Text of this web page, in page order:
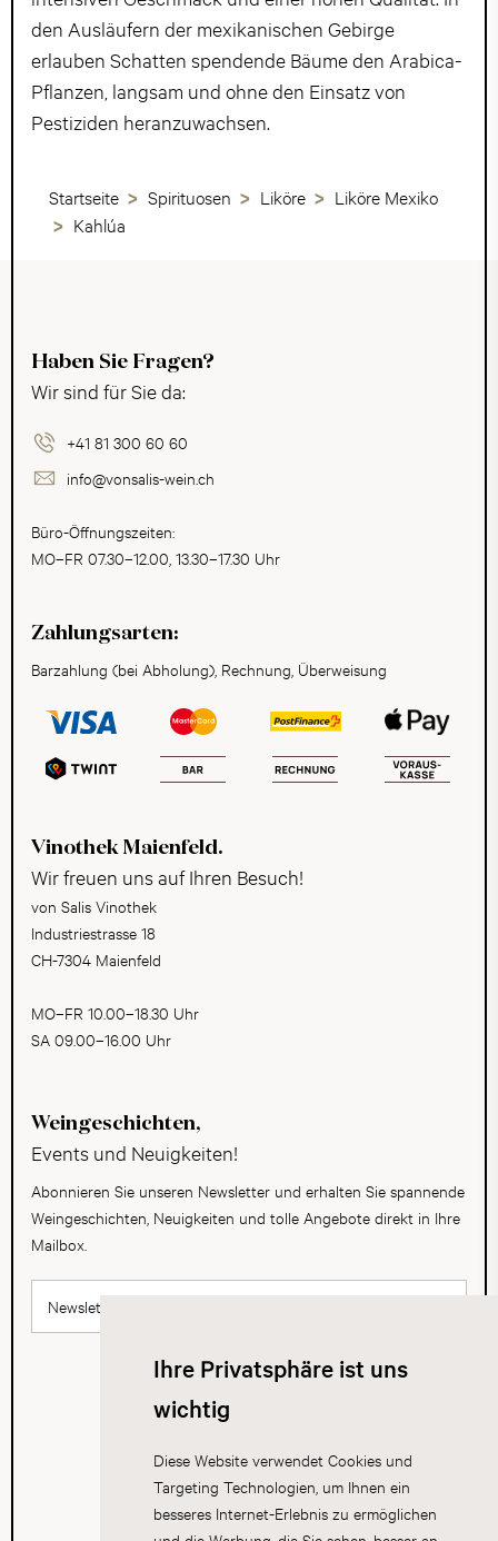
Ihre Privatsphäre ist uns
wichtig
Diese Website verwendet Cookies und
Targeting Technologien, um Ihnen ein
besseres Internet-Erlebnis zu ermöglichen
den Ausläufern der mexikanischen Gebirge
erlauben Schatten spendende Bäume den Arabica-
Pflanzen, langsam und ohne den Einsatz von
Pestiziden heranzuwachsen.
Startseite Spirituosen Liköre
Liköre Mexiko
Kahlúa
Haben Sie Fragen?
Wir sind für Sie da:
+41 81 300 60 60
info@vonsalis-wein.ch
Büro-Öffnungszeiten:
MO–FR 07.30–12.00, 13.30–17.30 Uhr
Zahlungsarten:
Barzahlung (bei Abholung), Rechnung, Überweisung
Vinothek Maienfeld.
Wir freuen uns auf Ihren Besuch!
von Salis Vinothek
Industriestrasse 18
CH-7304 Maienfeld
MO–FR 10.00–18.30 Uhr
SA 09.00–16.00 Uhr
Weingeschichten,
Events und Neuigkeiten!
Abonnieren Sie unseren Newsletter und erhalten Sie spannende
Weingeschichten, Neuigkeiten und tolle Angebote direkt in Ihre
Mailbox.
Newsletter abonnieren